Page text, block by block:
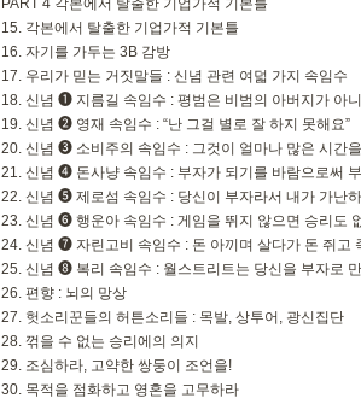
PART 4 각본에서 탈출한 기업가적 기본틀
15. 각본에서 탈출한 기업가적 기본틀
16. 자기를 가두는 3B 감방
17. 우리가 믿는 거짓말들 : 신념 관련 여덟 가지 속임수
18. 신념 ➊ 지름길 속임수 : 평범은 비범의 아버지가 아
19. 신념 ➋ 영재 속임수 : “난 그걸 별로 잘 하지 못해요”
20. 신념 ➌ 소비주의 속임수 : 그것이 얼마나 많은 시간
21. 신념 ➍ 돈사냥 속임수 : 부자가 되기를 바람으로써
22. 신념 ➎ 제로섬 속임수 : 당신이 부자라서 내가 가난
23. 신념 ➏ 행운아 속임수 : 게임을 뛰지 않으면 승리도
24. 신념 ➐ 자린고비 속임수 : 돈 아끼며 살다가 돈 쥐고
25. 신념 ➑ 복리 속임수 : 월스트리트는 당신을 부자로
26. 편향 : 뇌의 망상
27. 헛소리꾼들의 허튼소리들 : 목발, 상투어, 광신집단
28. 꺾을 수 없는 승리에의 의지
29. 조심하라, 고약한 쌍둥이 조언을!
30. 목적을 점화하고 영혼을 고무하라